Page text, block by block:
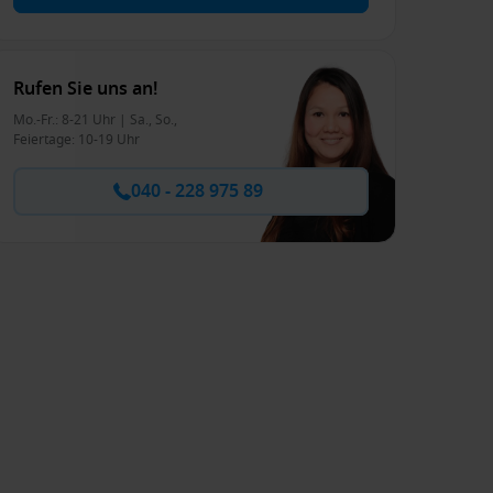
Rufen Sie uns an!
Mo.-Fr.: 8-21 Uhr | Sa., So.,
Feiertage: 10-19 Uhr
040 - 228 975 89